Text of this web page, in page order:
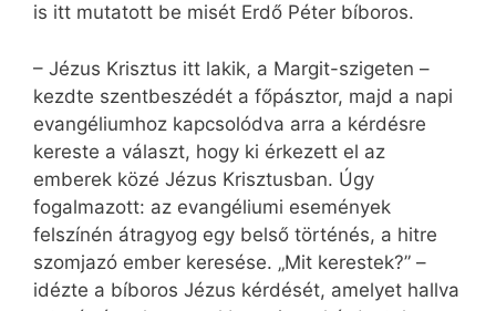
is itt mutatott be misét Erdő Péter bíboros.
– Jézus Krisztus itt lakik, a Margit-szigeten –
kezdte szentbeszédét a főpásztor, majd a napi
evangéliumhoz kapcsolódva arra a kérdésre
kereste a választ, hogy ki érkezett el az
emberek közé Jézus Krisztusban. Úgy
fogalmazott: az evangéliumi események
felszínén átragyog egy belső történés, a hitre
szomjazó ember keresése. „Mit kerestek?” –
idézte a bíboros Jézus kérdését, amelyet hallva